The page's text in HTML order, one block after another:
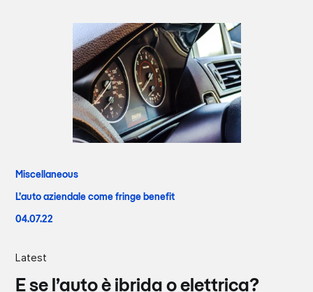
Miscellaneous
L’auto aziendale come fringe benefit
04.07.22
Latest
E se l’auto è ibrida o elettrica?